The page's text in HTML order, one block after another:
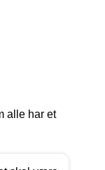
alle har et